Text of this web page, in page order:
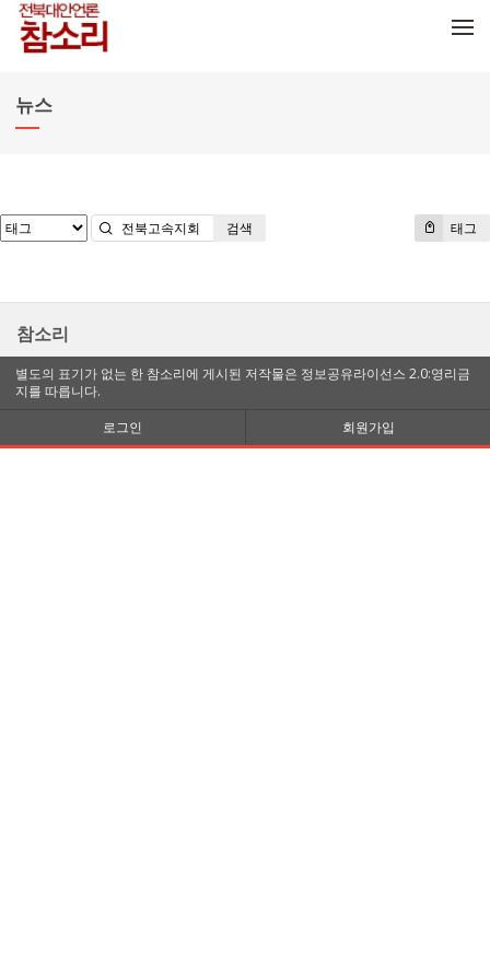
뉴스
태그
검색
참소리
별도의 표기가 없는 한 참소리에 게시된 저작물은 정보공유라이선스 2.0:영리금
지를 따릅니다.
로그인
회원가입